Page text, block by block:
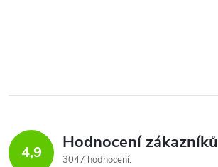
4,9 Hodnocení zákazníků
3047 hodnocení